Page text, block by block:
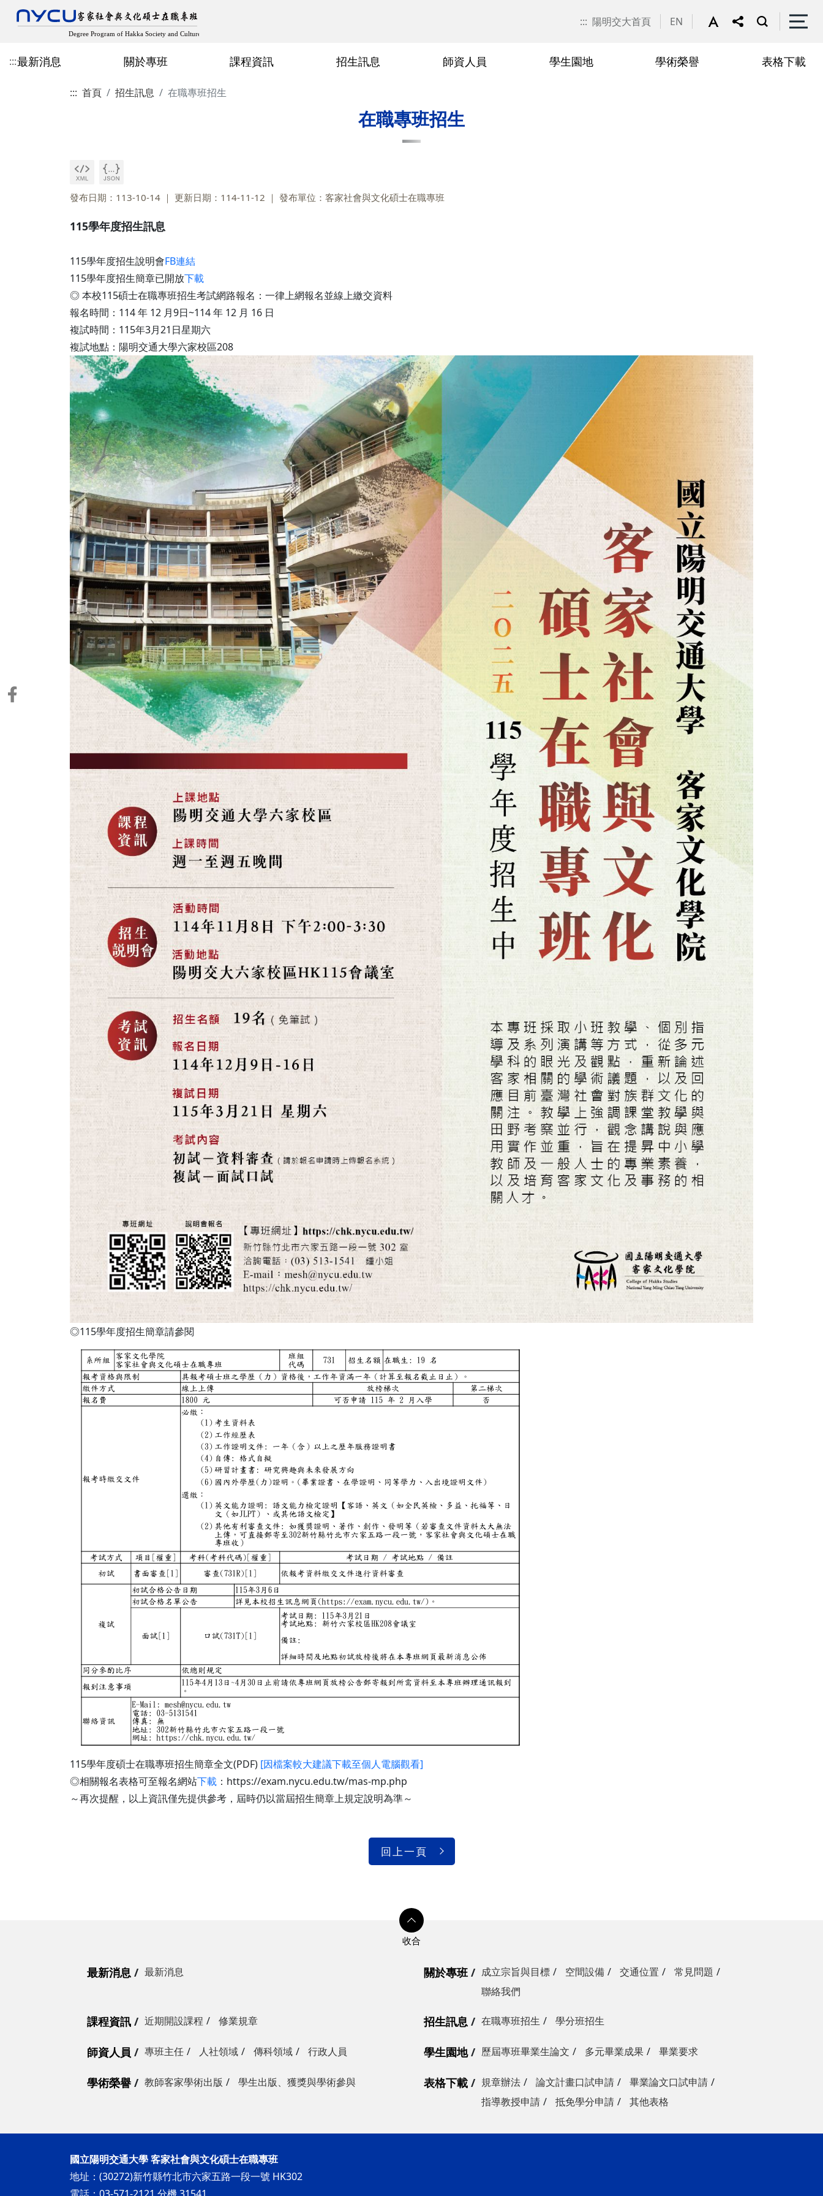
::: 陽明交大首頁 EN
:::最新消息 關於專班
空間設備
課程資訊
修業規章
招生訊息
學分班招生
師資人員
人社領域
學生園地
歷屆專班畢業生論文 多元畢業成果
學術榮譽
教師客家學術出版 學生出版、獲獎與學術參與
表格下載
論文計畫口試申請
::: 首頁 招生訊息 在職專班招生
在職專班招生
發布日期：113-10-14 更新日期：114-11-12 發布單位：客家社會與文化碩士在職專班
115學年度招生訊息
115學年度招生說明會FB連結
115學年度招生簡章已開放下載
◎ 本校115碩士在職專班招生考試網路報名：一律上網報名並線上繳交資料
報名時間：114 年 12 月9日~114 年 12 月 16 日
複試時間：115年3月21日星期六
複試地點：陽明交通大學六家校區208
◎115學年度招生簡章請參閱
115學年度碩士在職專班招生簡章全文(PDF) [因檔案較大建議下載至個人電腦觀看]
◎相關報名表格可至報名網站下載 ：https://exam.nycu.edu.tw/mas-mp.php
～再次提醒，以上資訊僅先提供參考，屆時仍以當屆招生簡章上規定說明為準～
回上一頁
最新消息 最新消息 關於專班 成立宗旨與目標 空間設備 交通位置
常見問題
聯絡我們
課程資訊 近期開設課程 修業規章 招生訊息 在職專班招生 學分班招生
師資人員 專班主任 人社領域 傳科領域 行政人員 學生園地 歷屆專班畢業生論文 多元畢業成果 畢業要求
學術榮譽 教師客家學術出版 學生出版、獲獎與學術參與 表格下載 規章辦法 論文計畫口試申請
畢業論文口試申請
指導教授申請
抵免學分申請 其他表格
國立陽明交通大學 客家社會與文化碩士在職專班
地址：(30272)新竹縣竹北市六家五路一段一號 HK302
電話：03-571-2121 分機 31541